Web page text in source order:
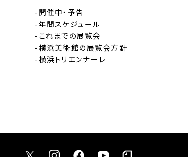
-開催中・予告
-年間スケジュール
-これまでの展覧会
-横浜美術館の展覧会方針
-横浜トリエンナーレ